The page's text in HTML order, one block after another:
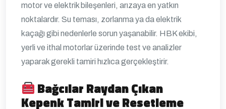
motor ve elektrik bileşenleri, arızaya en yatkın
noktalardır. Su teması, zorlanma ya da elektrik
kaçağı gibi nedenlerle sorun yaşanabilir. HBK ekibi,
yerli ve ithal motorlar üzerinde test ve analizler
yaparak gerekli tamiri hızlıca gerçekleştirir.
Bağcılar Raydan Çıkan
Kepenk Tamiri ve Resetleme